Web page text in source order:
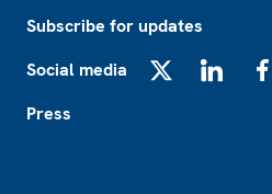
Subscribe for updates
Social media
Press